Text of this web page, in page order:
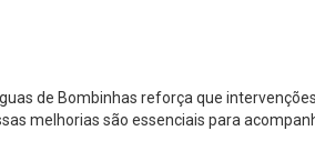
de Bombinhas reforça que
melhorias são essenciais para